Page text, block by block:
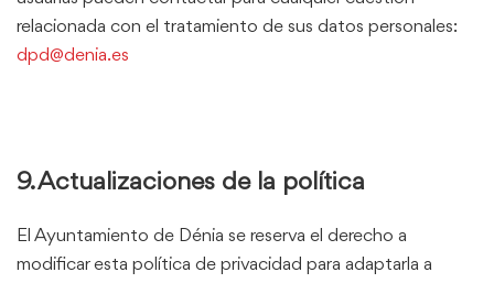
relacionada con el tratamiento de sus datos personales:
dpd@denia.es
9. Actualizaciones de la política
El Ayuntamiento de Dénia se reserva el derecho a
modificar esta política de privacidad para adaptarla a